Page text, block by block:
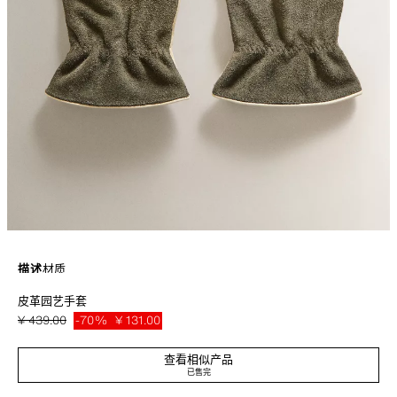
描述材质
皮革园艺手套，纯色设计，手掌和手背撞色。
绿色 / 裸色
4246/028/098
皮革园艺手套
¥ 439.00 -70% ¥ 131.00
查看相似产品
已售完
¥